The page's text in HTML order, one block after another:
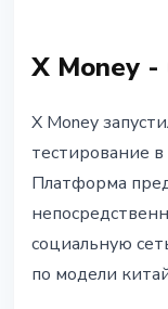
X Money
X Money
тестирование
Платформа
социальную
по модели